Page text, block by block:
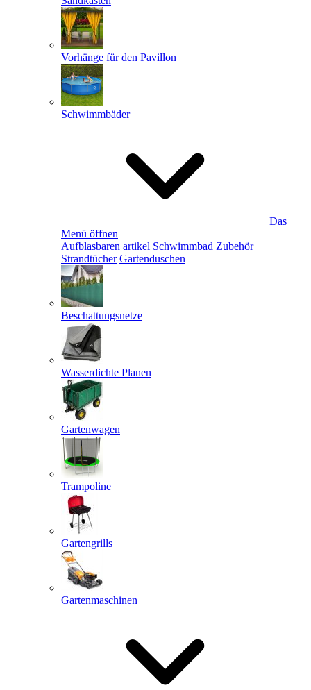
Vorhänge für den Pavillon
Schwimmbäder
Das
Menü öffnen
Aufblasbaren artikel Schwimmbad Zubehör
Strandtücher Gartenduschen
Beschattungsnetze
Wasserdichte Planen
Gartenwagen
Trampoline
Gartengrills
Gartenmaschinen